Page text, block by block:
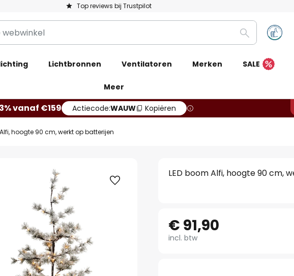
Top reviews bij Trustpilot
Zoeken
Lichtbronnen Ventilatoren Merken SALE
Meer
vanaf €159 Actiecode:WAUW Kopiëren
hoogte 90 cm, werkt op batterijen
LED boom Alfi, hoogte 90 cm,
€ 91,90
incl. btw